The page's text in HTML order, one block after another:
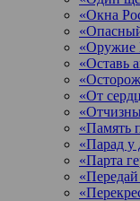
«Окна
«Оружие
«Оставь
«От
«Память
«Парад у
«Парта